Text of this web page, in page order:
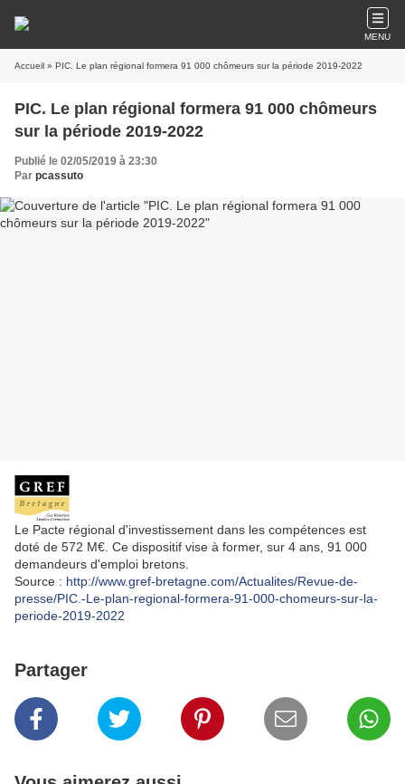
MENU
Accueil » PIC. Le plan régional formera 91 000 chômeurs sur la période 2019-2022
PIC. Le plan régional formera 91 000 chômeurs
sur la période 2019-2022
Publié le 02/05/2019 à 23:30
Par pcassuto
Le Pacte régional d'investissement dans les compétences est
doté de 572 M€. Ce dispositif vise à former, sur 4 ans, 91 000
demandeurs d'emploi bretons.
Source : http://www.gref-bretagne.com/Actualites/Revue-de-
presse/PIC.-Le-plan-regional-formera-91-000-chomeurs-sur-la-
periode-2019-2022
Partager